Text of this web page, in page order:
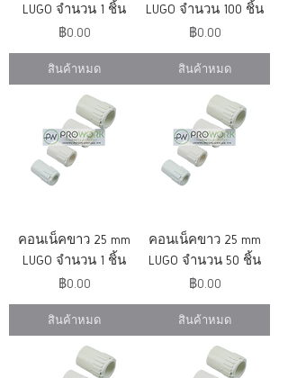
LUGO จำนวน 1 ชิ้น
ราคา
฿0.00
สินค้าหมด
LUGO จำนวน 100 ชิ้น
ราคา
฿0.00
สินค้าหมด
คอนเน็คขาว 25 mm
LUGO จำนวน 1 ชิ้น
ราคา
฿0.00
สินค้าหมด
คอนเน็คขาว 25 mm
LUGO จำนวน 50 ชิ้น
ราคา
฿0.00
สินค้าหมด